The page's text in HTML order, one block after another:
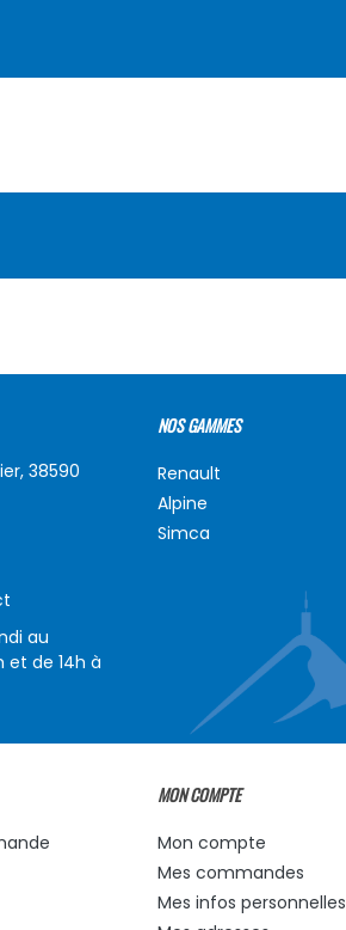
38590
au
et de 14h à
NOS GAMMES
Renault
Alpine
Simca
MON COMPTE
Mon compte
Mes commandes
Mes infos personnelles